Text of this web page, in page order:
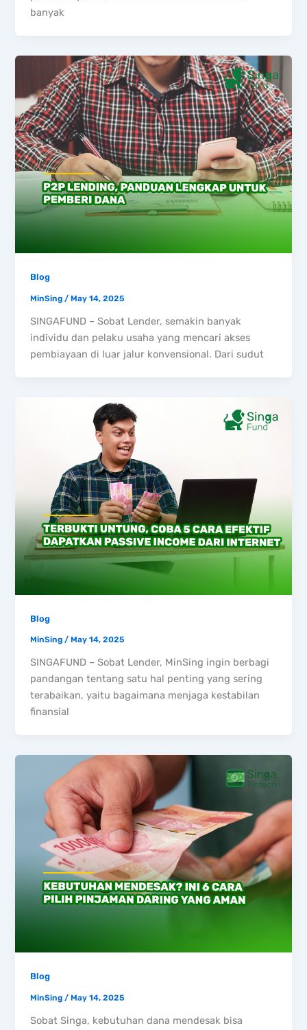
banyak
Blog
MinSing /May 14, 2025
SINGAFUND – Sobat Lender, semakin banyak
individu dan pelaku usaha yang mencari akses
pembiayaan di luar jalur konvensional. Dari sudut
Blog
MinSing/May 14, 2025
SINGAFUND – Sobat Lender, MinSing ingin berbagi
pandangan tentang satu hal penting yang sering
terabaikan, yaitu bagaimana menjaga kestabilan
finansial
Blog
MinSing/May 14, 2025
Sobat Singa, kebutuhan dana mendesak bisa